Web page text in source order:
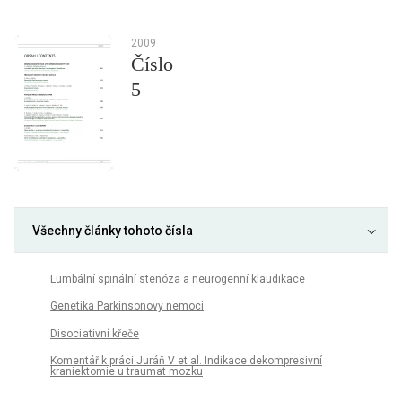
2009
Číslo
5
Všechny články tohoto čísla
Lumbální spinální stenóza a neurogenní klaudikace
Genetika Parkinsonovy nemoci
Disoci ativní křeče
Komentář k práci Juráň V et al. Indikace dekompresivní
kraniektomie u traumat mozku